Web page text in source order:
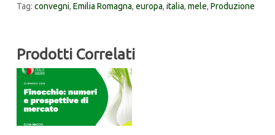
Tag: convegni, Emilia Romagna, europa, italia, mele, Produzione
Prodotti Correlati